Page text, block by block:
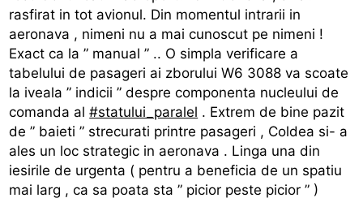
rasfirat in tot avionul. Din momentul intrarii in
aeronava , nimeni nu a mai cunoscut pe nimeni !
Exact ca la ” manual ” .. O simpla verificare a
tabelului de pasageri ai zborului W6 3088 va scoate
la iveala ” indicii ” despre componenta nucleului de
comanda al#statului_paralel . Extrem de bine pazit
de ” baieti ” strecurati printre pasageri , Coldea si- a
ales un loc strategic in aeronava . Linga una din
iesirile de urgenta ( pentru a beneficia de un spatiu
mai larg , ca sa poata sta ” picior peste picior ” )